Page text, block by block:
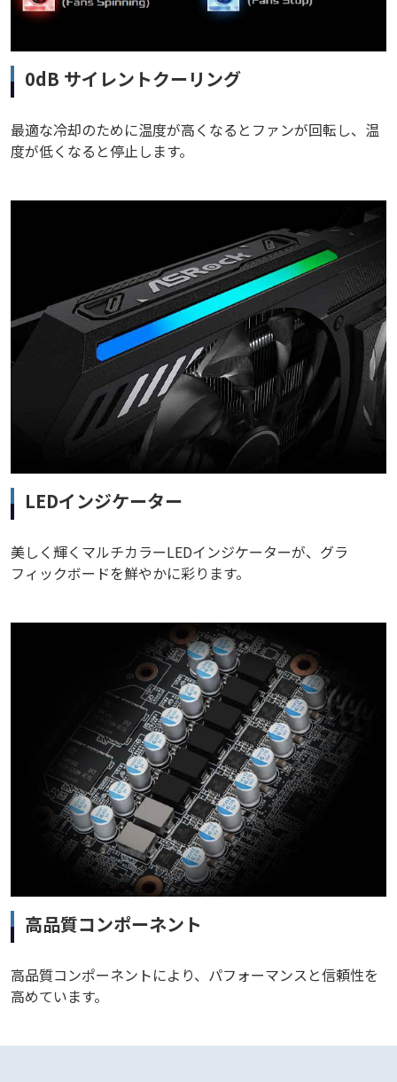
0dB サイレントクーリング
最適な冷却のために温度が高くなるとファンが回転し、温
度が低くなると停止します。
LEDインジケーター
美しく輝くマルチカラーLEDインジケーターが、グラ
フィックボードを鮮やかに彩ります。
高品質コンポーネント
高品質コンポーネントにより、パフォーマンスと信頼性を
高めています。